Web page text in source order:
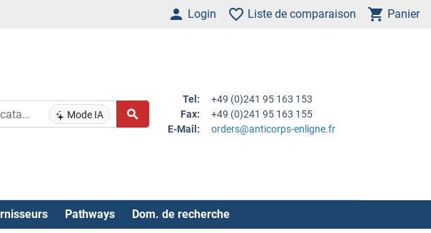
Login Liste de comparaison Panier
Mode IA
Tel:
+49 (0)241 95 163 153
Fax:
+49 (0)241 95 163 155
E-Mail:
orders@anticorps-enligne.fr
Pathways Dom. de recherche